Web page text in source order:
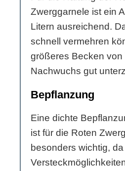
Zwerggarnele ist ein
Litern ausreichend.
schnell vermehren
größeres Becken von
Nachwuchs gut
Bepflanzung
Eine dichte
ist für die Roten
besonders wichtig,